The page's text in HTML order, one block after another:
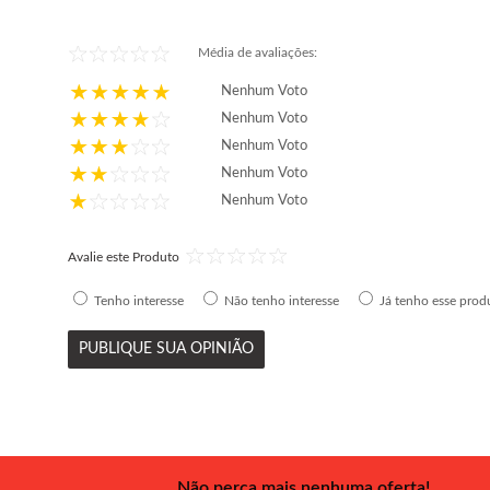
Média de avaliações:
Nenhum Voto
Nenhum Voto
Nenhum Voto
Nenhum Voto
Nenhum Voto
Avalie este Produto
Tenho interesse Não tenho interesse Já tenho esse
PUBLIQUE SUA OPINIÃO